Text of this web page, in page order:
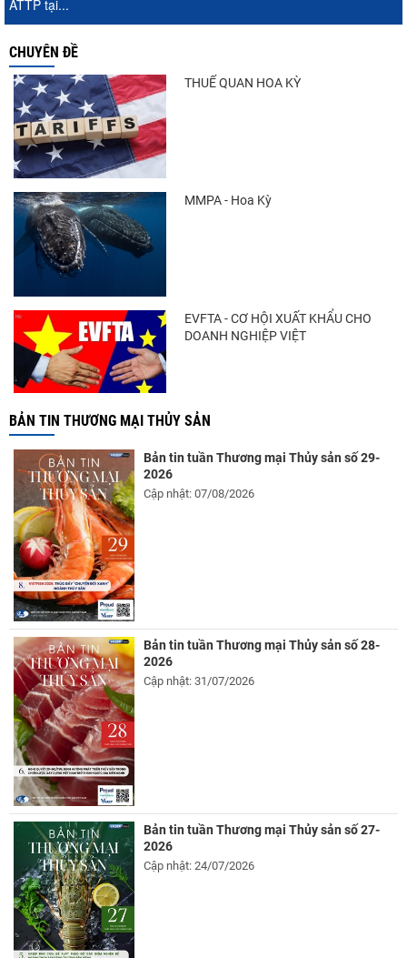
ATTP tại...
CHUYÊN ĐỀ
THUẾ QUAN HOA KỲ
MMPA - Hoa Kỳ
EVFTA - CƠ HỘI XUẤT KHẨU CHO
DOANH NGHIỆP VIỆT
BẢN TIN THƯƠNG MẠI THỦY SẢN
Bản tin tuần Thương mại Thủy sản số 29-
2026
Cập nhật: 07/08/2026
Bản tin tuần Thương mại Thủy sản số 28-
2026
Cập nhật: 31/07/2026
Bản tin tuần Thương mại Thủy sản số 27-
2026
Cập nhật: 24/07/2026